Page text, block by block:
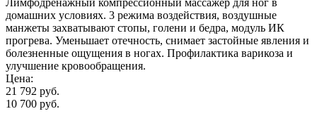
Лимфодренажный компрессионный массажер для ног в
домашних условиях. 3 режима воздействия, воздушные
манжеты захватывают стопы, голени и бедра, модуль ИК
прогрева. Уменьшает отечность, снимает застойные явления и
болезненные ощущения в ногах. Профилактика варикоза и
улучшение кровообращения.
Цена:
21 792 руб.
10 700 руб.